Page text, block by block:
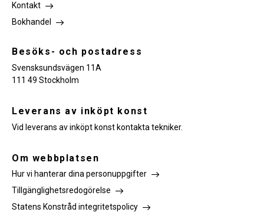
Kontakt
Bokhandel
Besöks- och postadress
Svensksundsvägen 11A
111 49 Stockholm
Leverans av inköpt konst
Vid leverans av inköpt konst kontakta tekniker.
Om webbplatsen
Hur vi hanterar dina personuppgifter
Tillgänglighetsredogörelse
Statens Konstråd integritetspolicy